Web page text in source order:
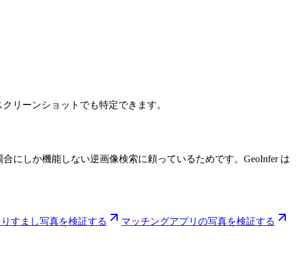
リーンショットでも特定できます。
にしか機能しない逆画像検索に頼っているためです。GeoInfer は
すまし写真を検証する
マッチングアプリの写真を検証する